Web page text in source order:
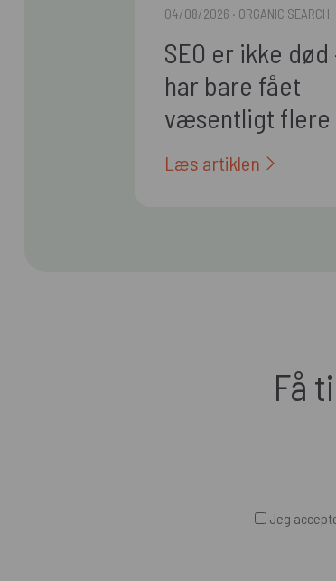
04/08/2026 · ORGANIC SEARCH
SEO er ikke død
har bare fået
væsentligt flere
arbejdsopgaver
Læs artiklen
Få
Jeg